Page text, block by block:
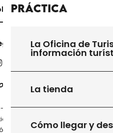
Práctica
La Oficina de
información
La tienda
Cómo llegar y
informativo
!
llegar?
Pays de Gourdon
de privacidad
de cookies